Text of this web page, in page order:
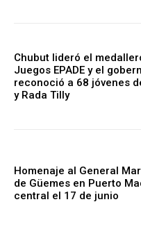
Chubut lideró el
Juegos EPADE y el
reconoció a 68 jóvenes
y Rada Tilly
Homenaje al General
de Güemes en Puerto
central el 17 de junio